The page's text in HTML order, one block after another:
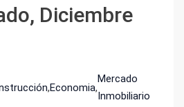
Diciembre
,Economia,
Mercado
Inmobiliario